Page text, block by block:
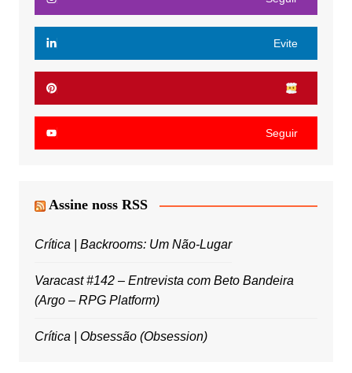
Evite
Seguir
Assine noss RSS
Crítica | Backrooms: Um Não-Lugar
Varacast #142 – Entrevista com Beto Bandeira
(Argo – RPG Platform)
Crítica | Obsessão (Obsession)